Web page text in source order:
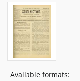
Available formats: